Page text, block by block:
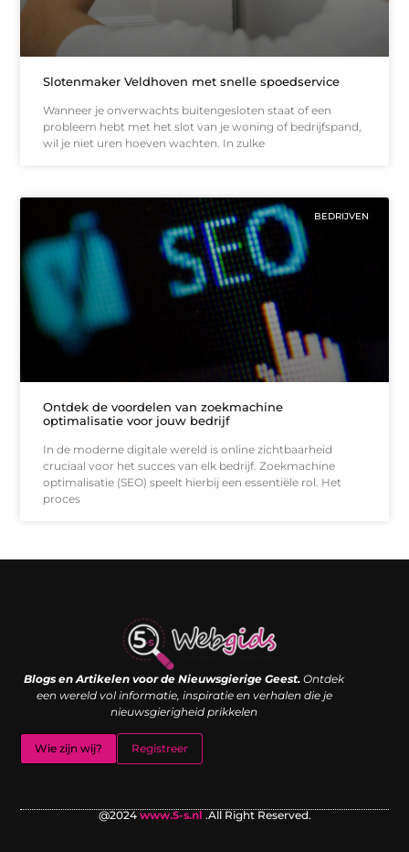
Slotenmaker Veldhoven met snelle spoedservice
Wanneer je onverwachts buitengesloten staat of een
probleem hebt met het slot van je woning of bedrijfspand,
wil je niet uren hoeven wachten. In zulke
BEDRIJVEN
Ontdek de voordelen van zoekmachine
optimalisatie voor jouw bedrijf
In de moderne digitale wereld is online zichtbaarheid
cruciaal voor het succes van elk bedrijf. Zoekmachine
optimalisatie (SEO) speelt hierbij een essentiële rol. Het
proces
Blogs en Artikelen voor de Nieuwsgierige Geest. Ontdek
een wereld vol informatie, inspiratie en verhalen die je
nieuwsgierigheid prikkelen
Wie zijn wij? Registreer
@2024www.5-s.nl .All Right Reserved.